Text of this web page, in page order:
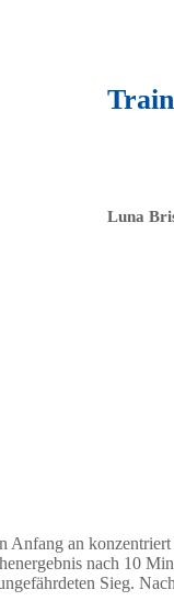
Luna
Anfang an
nach 10
Sieg.